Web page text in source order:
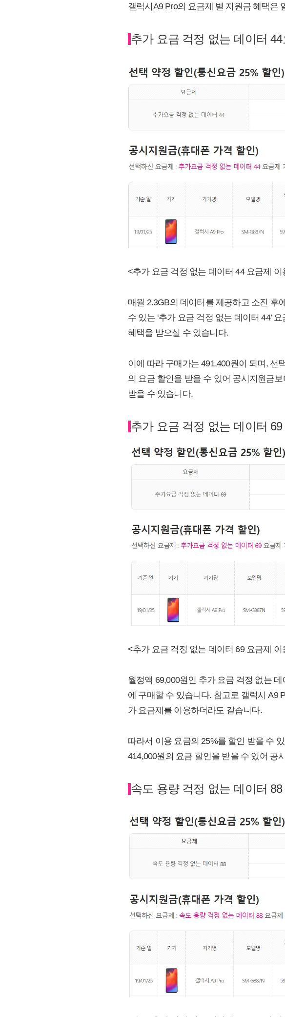
갤럭시A9 Pro의 요금제 별 지원금 혜택은
추가 요금 걱정 없는 데이터 44
<추가 요금 걱정 없는 데이터 44 요금제
매월 2.3GB의 데이터를 제공하고 소진 후
수 있는 ‘추가 요금 걱정 없는 데이터 44’
혜택을 받으실 수 있습니다.
이에 따라 구매가는 491,400원이 되며, 선
의 요금 할인을 받을 수 있어 공시지원금
받을 수 있습니다.
추가 요금 걱정 없는 데이터 69
<추가 요금 걱정 없는 데이터 69 요금제
월정액 69,000원인 추가 요금 걱정 없는
에 구매할 수 있습니다. 참고로 갤럭시 A9
가 요금제를 이용하더라도 같습니다.
따라서 이용 요금의 25%를 할인 받을 수
414,000원의 요금 할인을 받을 수 있어 공
속도 용량 걱정 없는 데이터 88